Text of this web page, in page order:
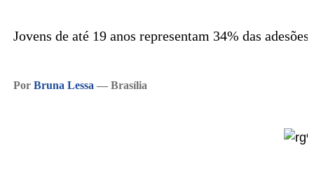
Jovens de até 19 anos representam 34% das
Por Bruna Lessa — Brasília